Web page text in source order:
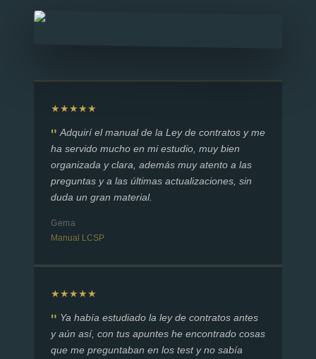
★★★★★
Adquirí el manual de la Ley de contratos y me
ha servido mucho en mi estudio, muy bien
organizada y clara, además muy atento a las
preguntas y a las últimas actualizaciones, sin
duda un gran material.
Gema
Manual LCSP
★★★★★
Ya había estudiado la ley de contratos antes
y aún así, con tus apuntes he encontrado cosas
que me preguntaban en los test y no sabía